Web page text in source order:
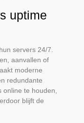
uptime
servers 24/7.
aanvallen of
moderne
redundante
online te houden,
blijft de